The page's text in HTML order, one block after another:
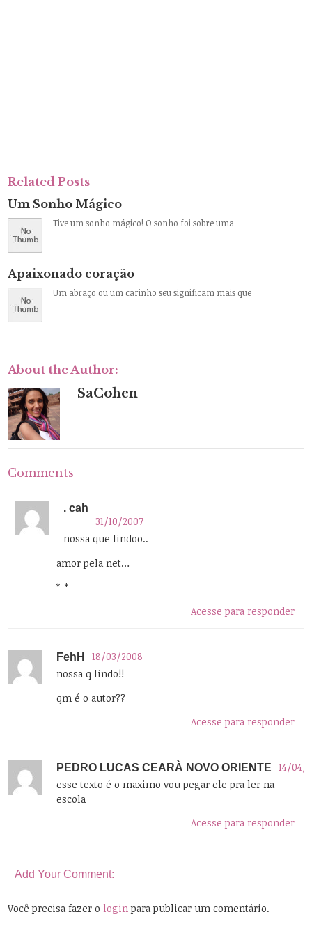
Related Posts
Um Sonho Mágico
Tive um sonho mágico! O sonho foi sobre uma
Apaixonado coração
Um abraço ou um carinho seu significam mais que
About the Author:
SaCohen
Comments
. cah
31/10/2007
nossa que lindoo..
amor pela net…
*-*
Acesse para responder
FehH
18/03/2008
nossa q lindo!!
qm é o autor??
Acesse para responder
PEDRO LUCAS CEARÀ NOVO ORIENTE
14/04/
esse texto é o maximo vou pegar ele pra ler na
escola
Acesse para responder
Add Your Comment:
Você precisa fazer ologin para publicar um comentário.